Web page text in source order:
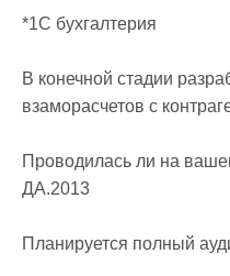
*1С бухгалтерия
В конечной стадии
взаморасчетов с
Проводилась ли на
ДА.2013
Планируется полный